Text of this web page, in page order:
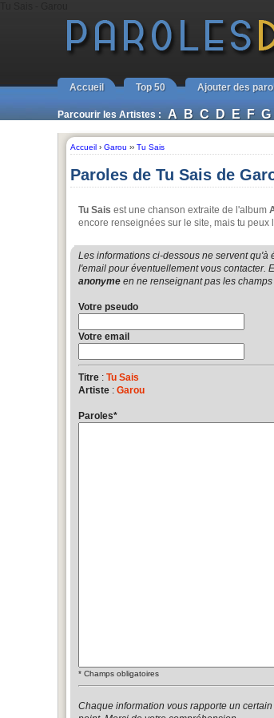
Accueil Top 50 Ajouter des
Parcourir les Artistes : A B C D E F G
Accueil › Garou ›› Tu Sais
Paroles de Tu Sais de
Tu Sais est une chanson extraite de l'album
encore renseignées sur le site, mais tu
Les informations ci-dessous ne servent qu'à
l'email pour éventuellement vous contacter.
anonyme en ne renseignant pas les champs
Votre pseudo
Votre email
Titre : Tu Sais
Artiste : Garou
Paroles*
* Champs obligatoires
Chaque information vous rapporte un